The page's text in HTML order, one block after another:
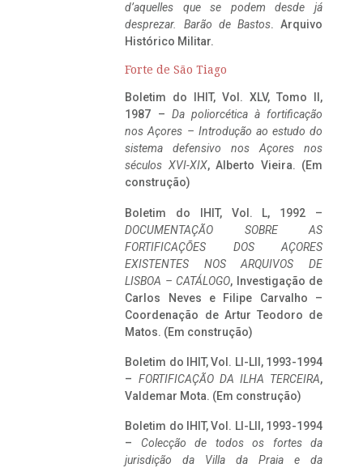
d’aquelles que se podem desde já
desprezar. Barão de Bastos. Arquivo
Histórico Militar.
Forte de São Tiago
Boletim do IHIT, Vol. XLV, Tomo II,
1987 – Da poliorcética à fortificação
nos Açores – Introdução ao estudo do
sistema defensivo nos Açores nos
séculos XVI-XIX, Alberto Vieira. (Em
construção)
Boletim do IHIT, Vol. L, 1992 –
DOCUMENTAÇÃO SOBRE AS
FORTIFICAÇÕES DOS AÇORES
EXISTENTES NOS ARQUIVOS DE
LISBOA – CATÁLOGO, Investigação de
Carlos Neves e Filipe Carvalho –
Coordenação de Artur Teodoro de
Matos. (Em construção)
Boletim do IHIT, Vol. LI-LII, 1993-1994
– FORTIFICAÇÃO DA ILHA TERCEIRA,
Valdemar Mota. (Em construção)
Boletim do IHIT, Vol. LI-LII, 1993-1994
– Colecção de todos os fortes da
jurisdição da Villa da Praia e da